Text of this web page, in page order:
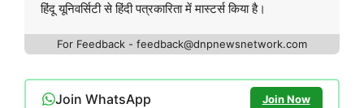
हिंदू यूनिवर्सिटी से हिंदी पत्रकारिता में मास्टर्स किया है।
For Feedback - feedback@dnpnewsnetwork.com
Join WhatsApp Join Now